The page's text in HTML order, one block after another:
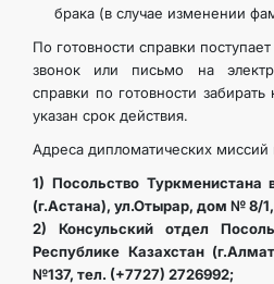
брака (в случае изменении
По готовности справки
звонок или письмо на
справки по готовности
указан срок действия.
Адреса дипломатических миссий
1) Посольство Туркменистана
(г.Астана), ул.Отырар, дом № 8/
2) Консульский отдел
Республике Казахстан
№137, тел. (+7727) 2726992;